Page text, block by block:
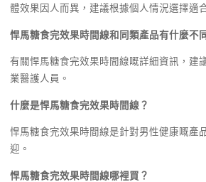
體效果因人而異，建議根據個人情況選擇適
悍馬糖食完效果時間線和同類產品有什麼不
有關悍馬糖食完效果時間線嘅詳細資訊，建
業醫護人員。
什麼是悍馬糖食完效果時間線？
悍馬糖食完效果時間線是針對男性健康嘅產
迎。
悍馬糖食完效果時間線哪裡買？